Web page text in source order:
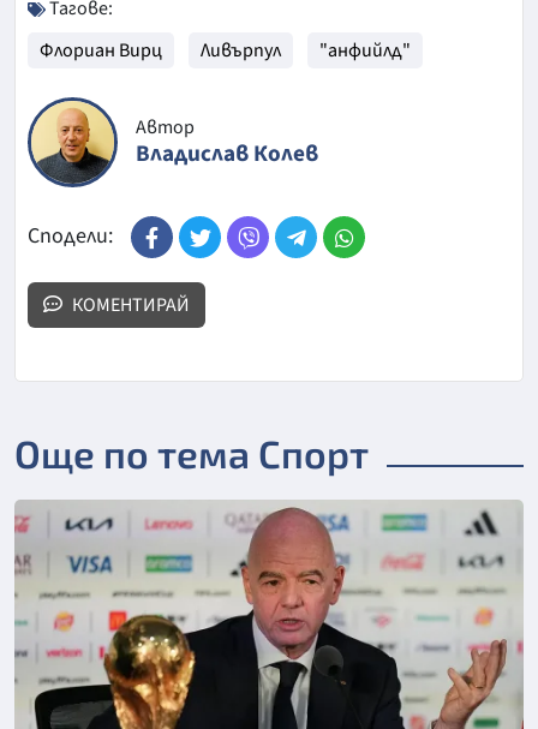
Тагове:
Флориан Вирц
Ливърпул "анфийлд"
Автор
Владислав Колев
Сподели:
КОМЕНТИРАЙ
Още по тема Спорт